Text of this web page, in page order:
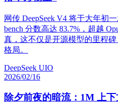
网传 DeepSeek V4 将于大年初
bench 分数高达 83.7%，超越
真，这不仅是开源模型的里程
格局。
DeepSeek UIO
2026/02/16
除夕前夜的暗流：1M 上下